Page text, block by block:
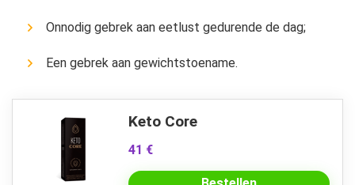
Onnodig gebrek aan eetlust gedurende de dag;
Een gebrek aan gewichtstoename.
Keto Core
41 €